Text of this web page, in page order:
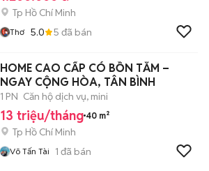
Tp Hồ Chí Minh
Thơ 5.0 5 đã bán
HOME CAO CẤP CÓ BỒN TẮM –
NGAY CỘNG HÒA, TÂN BÌNH
1 PN Căn hộ dịch vụ, mini
13 triệu/tháng 40 m²
Tp Hồ Chí Minh
Võ Tấn Tài 1 đã bán